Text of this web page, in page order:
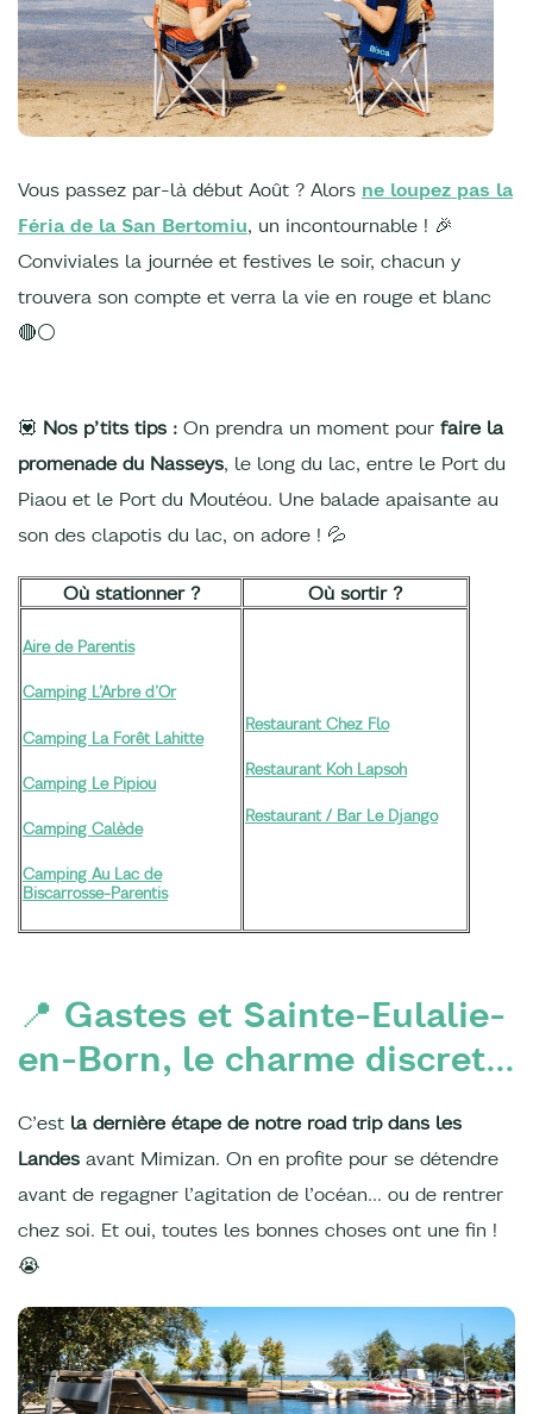
Vous passez par-là début Août ? Alors ne loupez pas la
Féria de la San Bertomiu, un incontournable ! 🎉
Conviviales la journée et festives le soir, chacun y
trouvera son compte et verra la vie en rouge et blanc
🔴⚪
💟 Nos p’tits tips : On prendra un moment pour faire la
promenade du Nasseys, le long du lac, entre le Port du
Piaou et le Port du Moutéou. Une balade apaisante au
son des clapotis du lac, on adore ! 💦
Où stationner ? Où sortir ?
Aire de Parentis
Camping L’Arbre d’Or
Camping La Forêt Lahitte
Camping Le Pipiou
Camping Calède
Camping Au Lac de
Biscarrosse-Parentis
Restaurant Chez Flo
Restaurant Koh Lapsoh
Restaurant / Bar Le Django
📍 Gastes et Sainte-Eulalie-
en-Born, le charme discret...
C’est la dernière étape de notre road trip dans les
Landes avant Mimizan. On en profite pour se détendre
avant de regagner l’agitation de l’océan… ou de rentrer
chez soi. Et oui, toutes les bonnes choses ont une fin !
😭